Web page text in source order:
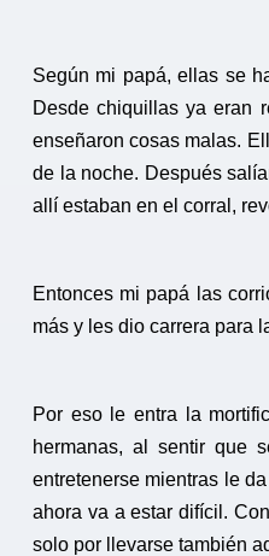
Según mi papá, ellas se
Desde chiquillas ya eran
enseñaron cosas malas.
de la noche. Después
allí estaban en el corral,
Entonces mi papá las
más y les dio carrera para
Por eso le entra la
hermanas, al sentir que
entretenerse mientras le
ahora va a estar difícil.
solo por llevarse también